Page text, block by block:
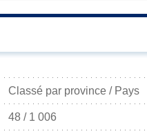
Classé par province / Pays
48 / 1 006